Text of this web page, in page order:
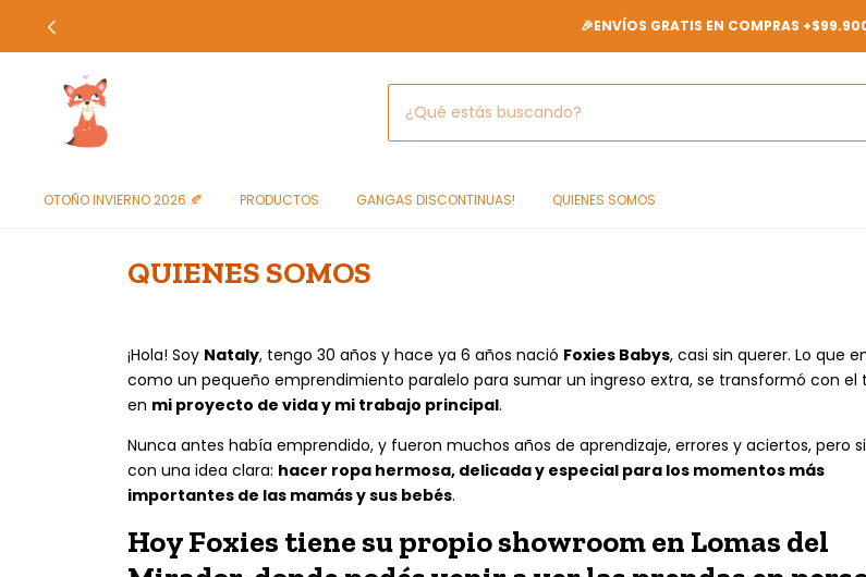
🎉ENVÍOS GRATIS EN COMPRAS
OTOÑO INVIERNO 2026 🍂 PRODUCTOS GANGAS DISCONTINUAS! QUIENES SOMOS
QUIENES SOMOS
¡Hola! Soy Nataly, tengo 30 años y hace ya 6 años nació Foxies Babys, casi sin querer. Lo que
como un pequeño emprendimiento paralelo para sumar un ingreso extra, se transformó con el
en mi proyecto de vida y mi trabajo principal.
Nunca antes había emprendido, y fueron muchos años de aprendizaje, errores y aciertos, pero
con una idea clara: hacer ropa hermosa, delicada y especial para los momentos más
importantes de las mamás y sus bebés.
Hoy Foxies tiene su propioshowroom en Lomas del